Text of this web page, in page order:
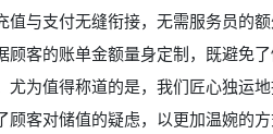
值与支付无缝衔接，无需服务员的
顾客的账单金额量身定制，既避免
尤为值得称道的是，我们匠心独运
顾客对储值的疑虑，以更加温婉的